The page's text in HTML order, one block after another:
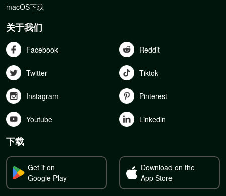
macOS下载
关于我们
Facebook Reddit
Twitter Tiktok
Instagram Pinterest
Youtube Linkedln
下载
Get it on
Google Play
Download on the
App Store